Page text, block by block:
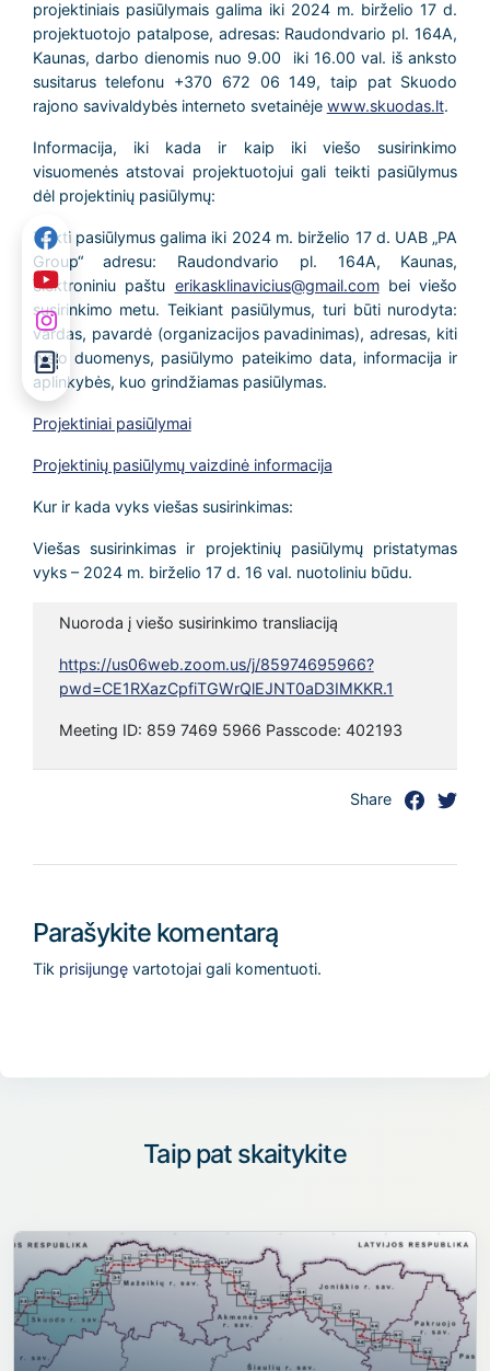
projektiniais pasiūlymais galima iki 2024 m. birželio 17 d.
projektuotojo patalpose, adresas: Raudondvario pl. 164A,
Kaunas, darbo dienomis nuo 9.00 iki 16.00 val. iš anksto
susitarus telefonu +370 672 06 149, taip pat Skuodo
rajono savivaldybės interneto svetainėje www.skuodas.lt.
Informacija, iki kada ir kaip iki viešo susirinkimo
visuomenės atstovai projektuotojui gali teikti pasiūlymus
dėl projektinių pasiūlymų:
Teikti pasiūlymus galima iki 2024 m. birželio 17 d. UAB „PA
Group“ adresu: Raudondvario pl. 164A, Kaunas,
elektroniniu paštu erikasklinavicius@gmail.combei viešo
susirinkimo metu. Teikiant pasiūlymus, turi būti nurodyta:
vardas, pavardė (organizacijos pavadinimas), adresas, kiti
ryšio duomenys, pasiūlymo pateikimo data, informacija ir
aplinkybės, kuo grindžiamas pasiūlymas.
Projektiniai pasiūlymai
Projektinių pasiūlymų vaizdinė informacija
Kur ir kada vyks viešas susirinkimas:
Viešas susirinkimas ir projektinių pasiūlymų pristatymas
vyks – 2024 m. birželio 17 d. 16 val. nuotoliniu būdu.
Nuoroda į viešo susirinkimo transliaciją
https://us06web.zoom.us/j/85974695966?
pwd=CE1RXazCpfiTGWrQlEJNT0aD3IMKKR.1
Meeting ID: 859 7469 5966 Passcode: 402193
Share
Parašykite komentarą
Tik prisijungęvartotojai gali komentuoti.
Taip pat skaitykite